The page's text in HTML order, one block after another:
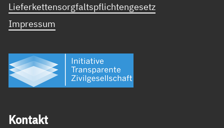
Lieferkettensorgfaltspflichtengesetz
Impressum
Kon­takt